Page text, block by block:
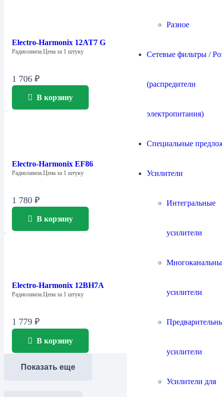
Разное
Сетевые фильтры /
(распредители
электропитания)
Специальные
Усилители
Интегральные
усилители
усилители
усилители
Усилители для
Electro-Harmonix 12AT7 G
Радиолампа.Цена за 1 штуку
1 706 ₽
В корзину
Electro-Harmonix EF86
Радиолампа.Цена за 1 штуку
1 780 ₽
В корзину
Electro-Harmonix 12BH7A
Радиолампа.Цена за 1 штуку
1 779 ₽
В корзину
Показать еще